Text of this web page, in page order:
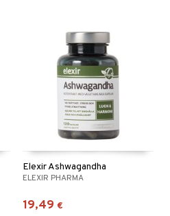
Elexir Ashwagandha
ELEXIR PHARMA
19,49 €